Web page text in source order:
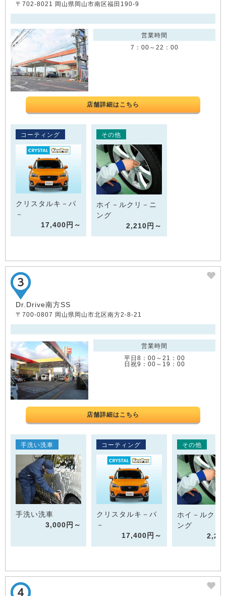
〒702-8021 岡山県岡山市南区福田190-9
営業時間
7：00～22：00
店舗詳細はこちら
コーティング
クリスタルキ－パ
－
17,400円～
その他
ホイ－ルクリ－ニ
ング
2,210円～
Dr.Drive南方SS
〒700-0807 岡山県岡山市北区南方2-8-21
営業時間
平日8：00～21：00
日祝9：00～19：00
店舗詳細はこちら
手洗い洗車
手洗い洗車
3,000円～
コーティング
クリスタルキ－パ
－
17,400円～
その他
ホイ－ルクリ
ング